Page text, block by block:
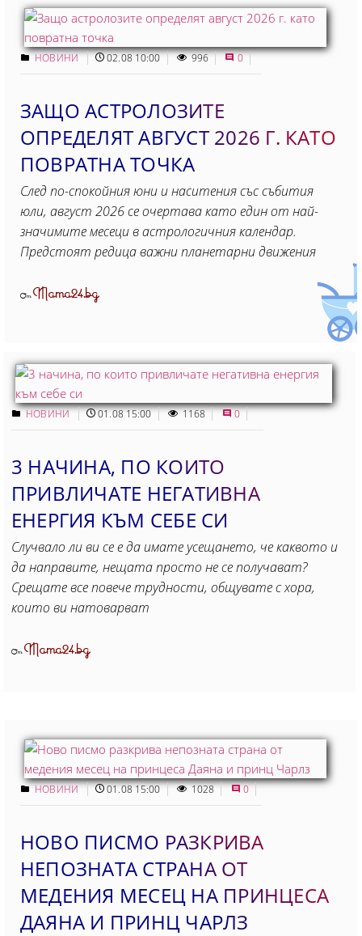
НОВИНИ 02.08 10:00 996 0
ЗАЩО АСТРОЛОЗИТЕ
ОПРЕДЕЛЯТ АВГУСТ 2026 Г. КАТО
ПОВРАТНА ТОЧКА
След по-спокойния юни и наситения със събития
юли, август 2026 се очертава като един от най-
значимите месеци в астрологичния календар.
Предстоят редица важни планетарни движения
ОтMama24.bg
НОВИНИ 01.08 15:00 1168 0
3 НАЧИНА, ПО КОИТО
ПРИВЛИЧАТЕ НЕГАТИВНА
ЕНЕРГИЯ КЪМ СЕБЕ СИ
Случвало ли ви се е да имате усещането, че каквото и
да направите, нещата просто не се получават?
Срещате все повече трудности, общувате с хора,
които ви натоварват
ОтMama24.bg
НОВИНИ 01.08 15:00 1028 0
НОВО ПИСМО РАЗКРИВА
НЕПОЗНАТА СТРАНА ОТ
МЕДЕНИЯ МЕСЕЦ НА ПРИНЦЕСА
ДАЯНА И ПРИНЦ ЧАРЛЗ